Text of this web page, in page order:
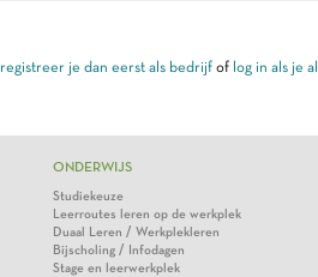
registreer je dan eerst als bedrijfof log in als je al
ONDERWIJS
Studiekeuze
Leerroutes leren op de werkplek
Duaal Leren / Werkplekleren
Bijscholing / Infodagen
Stage en leerwerkplek